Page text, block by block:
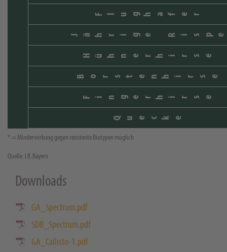
Quecke
Fingerhirse
Borstenhirse
Hühnerhirse
Jährige Rispe
Flughafer
* = Minderwirkung gegen resistente Biotypen möglich
Quelle: LfL Bayern
Downloads
GA_Spectrum.pdf
SDB_Spectrum.pdf
GA_Callisto-1.pdf